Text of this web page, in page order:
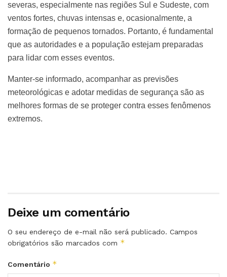
severas, especialmente nas regiões Sul e Sudeste, com
ventos fortes, chuvas intensas e, ocasionalmente, a
formação de pequenos tornados. Portanto, é fundamental
que as autoridades e a população estejam preparadas
para lidar com esses eventos.
Manter-se informado, acompanhar as previsões
meteorológicas e adotar medidas de segurança são as
melhores formas de se proteger contra esses fenômenos
extremos.
Deixe um comentário
O seu endereço de e-mail não será publicado. Campos
obrigatórios são marcados com *
Comentário *